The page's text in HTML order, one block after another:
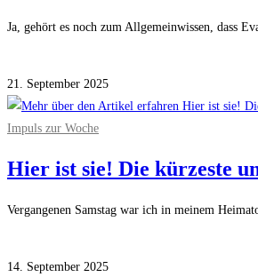
Ja, gehört es noch zum Allgemeinwissen, dass
21. September 2025
Impuls zur Woche
Hier ist sie! Die kürzeste
Vergangenen Samstag war ich in meinem
14. September 2025